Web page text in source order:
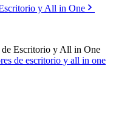
y All in One
de Escritorio y All in One
de escritorio y all in one